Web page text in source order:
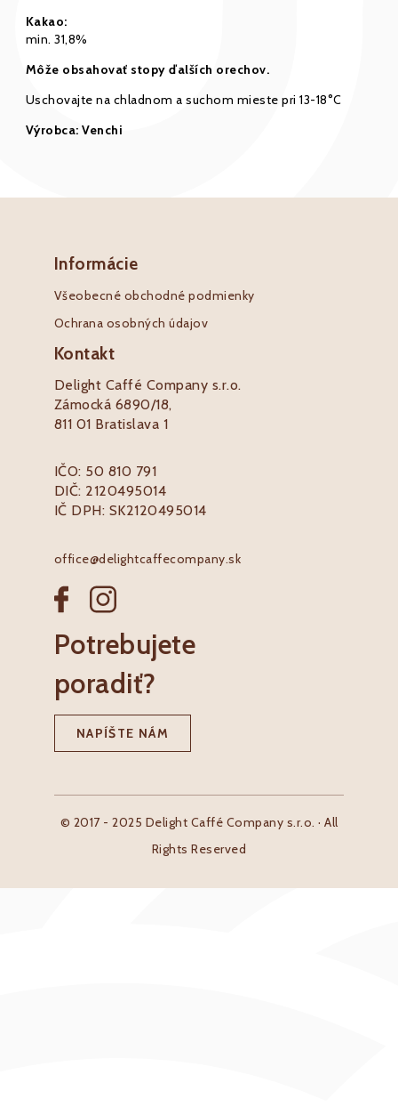
Kakao:
min. 31,8%
Môže obsahovať stopy ďalších orechov.
Uschovajte na chladnom a suchom mieste pri 13-18°C
Výrobca: Venchi
Informácie
Všeobecné obchodné podmienky
Ochrana osobných údajov
Kontakt
Delight Caffé Company s.r.o.
Zámocká 6890/18,
811 01 Bratislava 1
IČO: 50 810 791
DIČ: 2120495014
IČ DPH: SK2120495014
office@delightcaffecompany.sk
Potrebujete
poradiť?
NAPÍŠTE NÁM
© 2017 - 2025 Delight Caffé Company s.r.o. · All
Rights Reserved